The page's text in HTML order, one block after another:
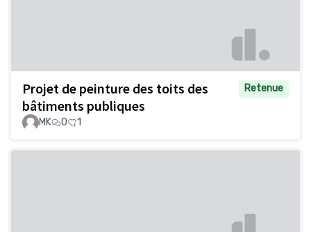
Projet de peinture des toits des
bâtiments publiques
Retenue
MK 0 1